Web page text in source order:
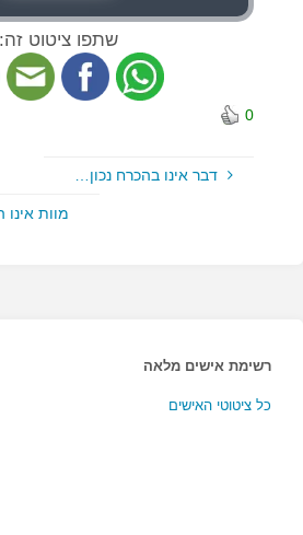
שתפו ציטוט זה:
0
דבר אינו בהכרח נכון…
מוות אינו
רשימת אישים מלאה
כל ציטוטי האישים